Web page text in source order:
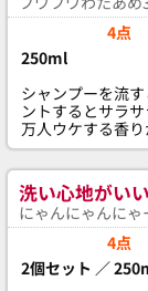
4点
250ml
シャンプーを流
ントするとサラ
万人ウケする香り
洗い心地がいい
にゃんにゃんに
4点
2個セット ／